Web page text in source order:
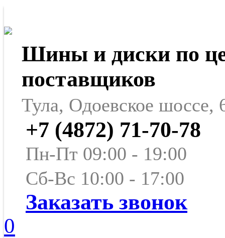
Шины и диски по
поставщиков
Тула, Одоевское шоссе,
+7 (4872) 71-70-78
Пн-Пт 09:00 - 19:00
Сб-Вс 10:00 - 17:00
Заказать звонок
0